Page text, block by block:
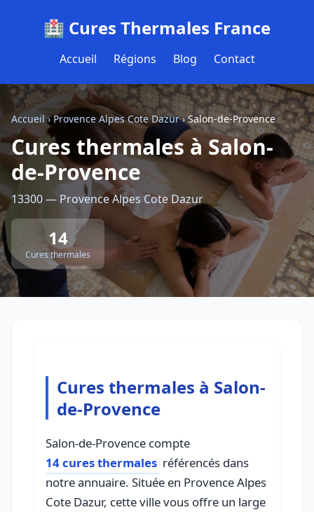
🏥 Cures Thermales France
Accueil Régions Blog Contact
Accueil ›Provence Alpes Cote Dazur›Salon-de-Provence
Cures thermales à Salon-
de-Provence
13300 — Provence Alpes Cote Dazur
14
Cures thermales
Cures thermales à Salon-
de-Provence
Salon-de-Provence compte
14 cures thermales référencés dans
notre annuaire. Située en Provence Alpes
Cote Dazur, cette ville vous offre un large